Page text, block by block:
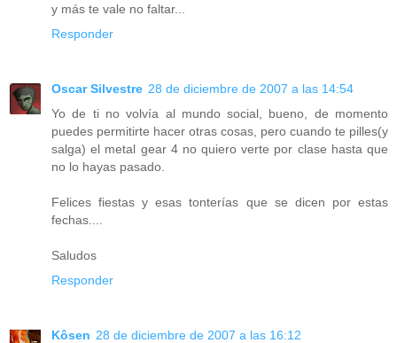
y más te vale no faltar...
Responder
Oscar Silvestre 28 de diciembre de 2007 a las 14:54
Yo de ti no volvía al mundo social, bueno, de momento
puedes permitirte hacer otras cosas, pero cuando te pilles(y
salga) el metal gear 4 no quiero verte por clase hasta que
no lo hayas pasado.
Felices fiestas y esas tonterías que se dicen por estas
fechas....
Saludos
Responder
Kôsen 28 de diciembre de 2007 a las 16:12